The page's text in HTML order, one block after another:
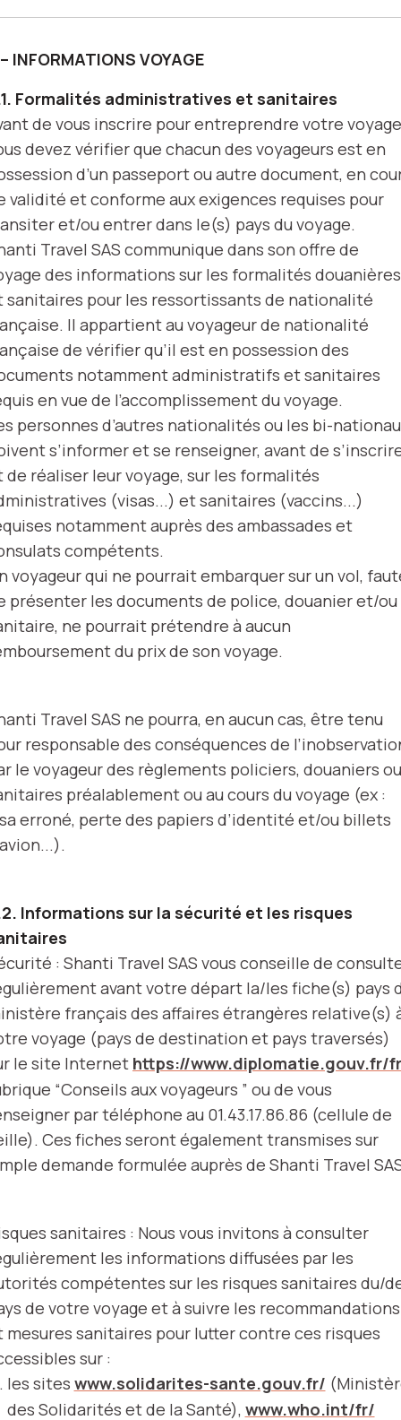
INFORMATIONS VOYAGE
Formalités administratives et sanitaires
de vous inscrire pour entreprendre votre
devez vérifier que chacun des voyageurs est en
d’un passeport ou autre document, en
validité et conforme aux exigences requises pour
et/ou entrer dans le(s) pays du voyage.
Travel SAS communique dans son offre de
des informations sur les formalités douanières
sanitaires pour les ressortissants de nationalité
Il appartient au voyageur de nationalité
de vérifier qu’il est en possession des
notamment administratifs et sanitaires
en vue de l’accomplissement du voyage.
personnes d’autres nationalités ou les bi-
s’informer et se renseigner, avant de
de réaliser leur voyage, sur les formalités
(visas...) et sanitaires (vaccins...)
notamment auprès des ambassades et
compétents.
voyageur qui ne pourrait embarquer sur un vol,
présenter les documents de police, douanier et/ou
ne pourrait prétendre à aucun
du prix de son voyage.
Travel SAS ne pourra, en aucun cas, être tenu
responsable des conséquences de
le voyageur des règlements policiers, douaniers ou
préalablement ou au cours du voyage (ex :
erroné, perte des papiers d’identité et/ou billets
Informations sur la sécurité et les risques
: Shanti Travel SAS vous conseille de
avant votre départ la/les fiche(s) pays
français des affaires étrangères relative(s)
voyage (pays de destination et pays traversés)
le site Internet https://www.diplomatie.gouv.fr/
“Conseils aux voyageurs ” ou de vous
par téléphone au 01.43.17.86.86 (cellule de
Ces fiches seront également transmises sur
demande formulée auprès de Shanti Travel
sanitaires : Nous vous invitons à consulter
les informations diffusées par les
compétentes sur les risques sanitaires du/
de votre voyage et à suivre les recommandations
mesures sanitaires pour lutter contre ces risques
sur :
les sites www.solidarites-sante.gouv.fr/
des Solidarités et de la Santé), www.who.int/fr/